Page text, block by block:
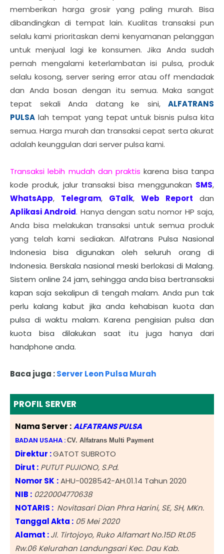
memberikan harga grosir yang paling murah. Bisa
dibandingkan di tempat lain. Kualitas transaksi pun
selalu kami prioritaskan demi kenyamanan pelanggan
untuk menjual lagi ke konsumen. Jika Anda sudah
pernah mengalami keterlambatan isi pulsa, produk
selalu kosong, server sering error atau off mendadak
dan Anda bosan dengan itu semua. Maka sangat
tepat sekali Anda datang ke sini, ALFATRANS
PULSA lah tempat yang tepat untuk bisnis pulsa kita
semua. Harga murah dan transaksi cepat serta akurat
adalah keunggulan dari server pulsa kami.
Transaksi lebih mudah dan praktis karena bisa tanpa
kode produk, jalur transaksi bisa menggunakan SMS,
WhatsApp, Telegram, GTalk, Web Report
dan
Aplikasi Android. Hanya dengan satu nomor HP saja,
Anda bisa melakukan transaksi untuk semua produk
yang telah kami sediakan. Alfatrans Pulsa Nasional
Indonesia bisa digunakan oleh seluruh orang di
Indonesia. Berskala nasional meski berlokasi di Malang.
Sistem online 24 jam, sehingga anda bisa bertransaksi
kapan saja sekalipun di tengah malam. Anda pun tak
perlu kalang kabut jika anda kehabisan kuota dan
pulsa di waktu malam. Karena pengisian pulsa dan
kuota bisa dilakukan saat itu juga hanya dari
handphone anda.
Baca juga :Server Leon Pulsa Murah
PROFIL SERVER
Nama Server :ALFATRANS PULSA
BADAN USAHA : CV. Alfatrans Multi Payment
Direktur :GATOT SUBROTO
Dirut : PUTUT PUJIONO, S.Pd.
Nomor SK :AHU-0028542-AH.01.14 Tahun 2020
NIB : 0220004770638
NOTARIS : Novitasari Dian Phra Harini, SE, SH, MKn.
Tanggal Akta : 05 Mei 2020
Alamat :Jl. Tirtojoyo, Ruko Alfamart No.15D Rt.05
Rw.06 Kelurahan Landungsari Kec. Dau Kab.